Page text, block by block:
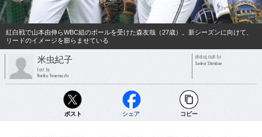
紅白戦で山本由伸らWBC組のボールを受けた森友哉（27歳）。新シーズンに向けて、
リードのイメージを膨らませている
米虫紀子
text by
Noriko Yonemushi
photograph by
Sankei Shimbun
ポスト シェア コピー